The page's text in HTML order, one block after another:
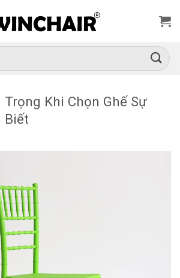
Trọng Khi Chọn Ghế Sự
Biết